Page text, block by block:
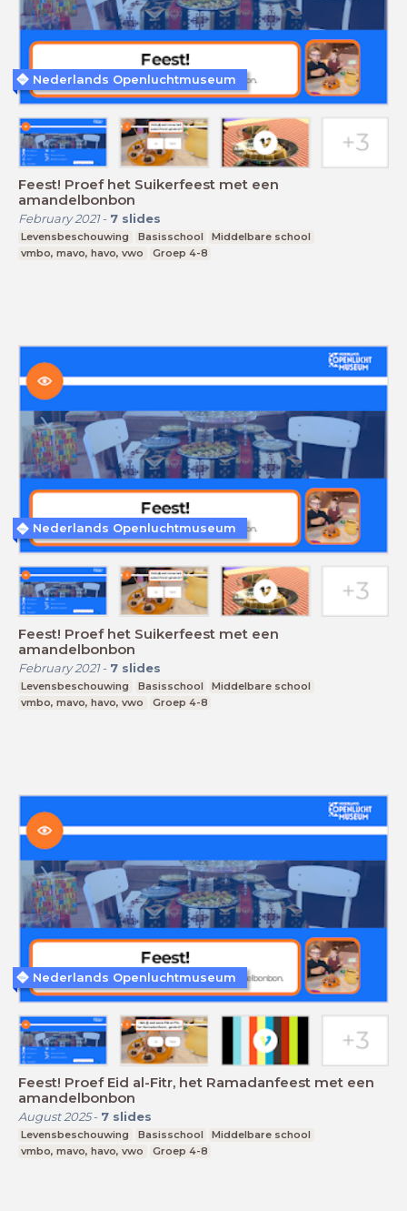
Feest! Proef het Suikerfeest met een
amandelbonbon
February 2021- 7 slides
Levensbeschouwing Basisschool
Middelbare school
vmbo, mavo, havo, vwo
Groep 4-8
Nederlands Openluchtmuseum
Feest! Proef het Suikerfeest met een
amandelbonbon
February 2021- 7 slides
Levensbeschouwing Basisschool
Middelbare school
vmbo, mavo, havo, vwo
Groep 4-8
Nederlands Openluchtmuseum
Feest! Proef Eid al-Fitr, het Ramadanfeest met een
amandelbonbon
August 2025- 7 slides
Levensbeschouwing Basisschool
Middelbare school
vmbo, mavo, havo, vwo
Groep 4-8
Nederlands Openluchtmuseum